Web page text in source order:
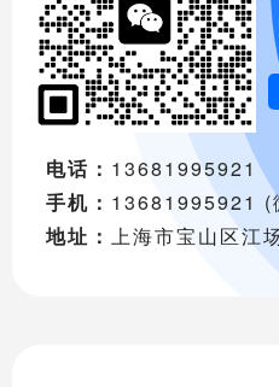
电话： 13681995921
手机： 13681995921 (
地址： 上海市宝山区江